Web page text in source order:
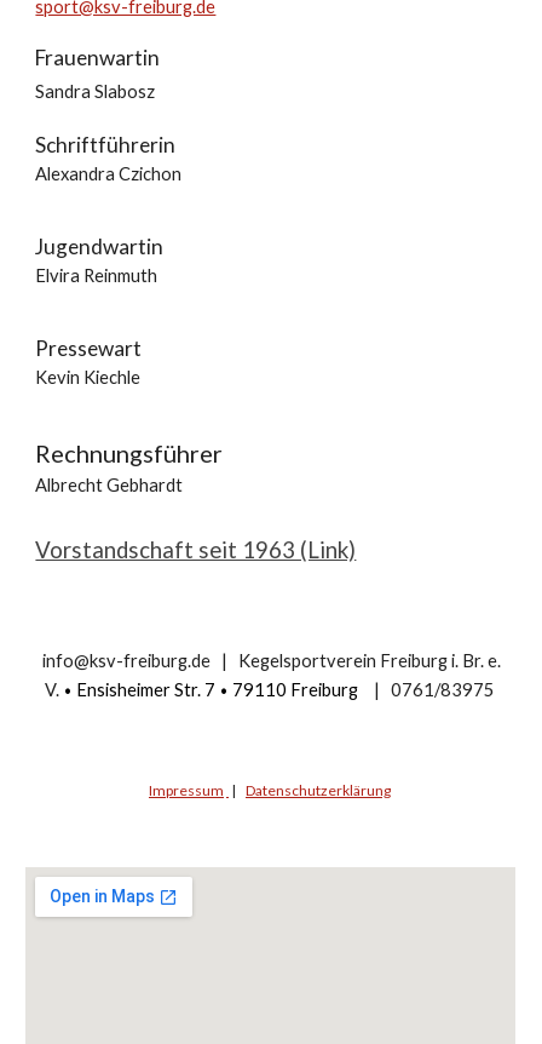
sport@ksv-freiburg.de
Frauenwartin
Sandra Slabosz
Schriftführerin
Alexandra Czichon
Jugendwartin
Elvira Reinmuth
Pressewart
Kevin Kiechle
Rechnungsführer
Albrecht Gebhardt
Vorstandschaft seit 1963 (Link)
info@ksv-freiburg.de | Kegelsportverein Freiburg i. Br. e.
V. • Ensisheimer Str. 7 • 79110 Freiburg | 0761/83975
Impressum | Datenschutzerklärung